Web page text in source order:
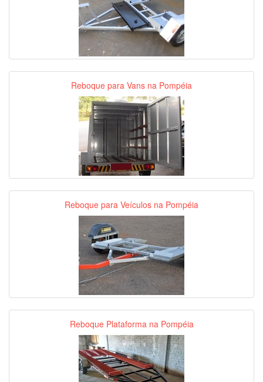
Reboque para Vans na Pompéia
Reboque para Veículos na Pompéia
Reboque Plataforma na Pompéia